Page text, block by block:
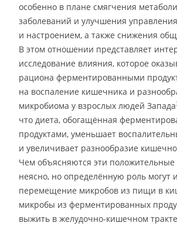
особенно в плане смягчения
заболеваний и улучшения
и настроением, а также снижения
В этом отношении представляет
исследование влияния, которое
рациона ферментированными
на воспаление кишечника и
микробиома у взрослых людей Запада
что диета, обогащённая
продуктами, уменьшает
и увеличивает разнообразие
Чем объясняются эти
неясно, но определённую роль могут
перемещение микробов из пищи в
микробы из ферментированных
выжить в желудочно-кишечном тракте